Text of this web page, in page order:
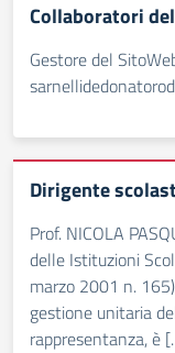
Collaboratori
Gestore del
Dirigente
Prof. NICOLA
delle Istituzioni
marzo 2001 n.
gestione unitaria
rappresentanza, è